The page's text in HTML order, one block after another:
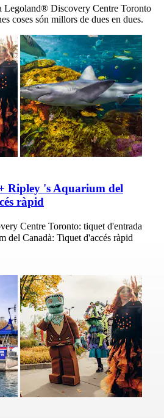
Legoland® Discovery Centre Toronto
coses són millors de dues en dues.
Ripley 's Aquarium del
ràpid
Centre Toronto: tiquet d'entrada
del Canadà: Tiquet d'accés ràpid